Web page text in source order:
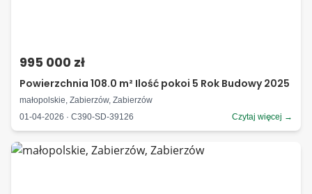
995 000 zł
Powierzchnia 108.0 m² Ilość pokoi 5 Rok Budowy 2025
małopolskie, Zabierzów, Zabierzów
01-04-2026 · C390-SD-39126
Czytaj więcej →